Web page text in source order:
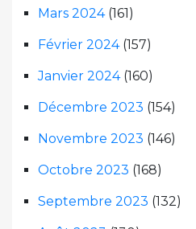
Mars 2024(161)
Février 2024(157)
Janvier 2024(160)
Décembre 2023 (154)
Novembre 2023 (146)
Octobre 2023 (168)
Septembre 2023 (132)